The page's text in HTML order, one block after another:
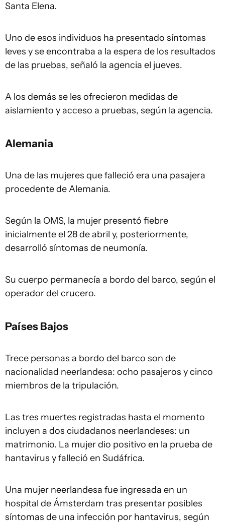
Santa Elena.
Uno de esos individuos ha presentado síntomas
leves y se encontraba a la espera de los resultados
de las pruebas, señaló la agencia el jueves.
A los demás se les ofrecieron medidas de
aislamiento y acceso a pruebas, según la agencia.
Alemania
Una de las mujeres que falleció era una pasajera
procedente de Alemania.
Según la OMS, la mujer presentó fiebre
inicialmente el 28 de abril y, posteriormente,
desarrolló síntomas de neumonía.
Su cuerpo permanecía a bordo del barco, según el
operador del crucero.
Países Bajos
Trece personas a bordo del barco son de
nacionalidad neerlandesa: ocho pasajeros y cinco
miembros de la tripulación.
Las tres muertes registradas hasta el momento
incluyen a dos ciudadanos neerlandeses: un
matrimonio. La mujer dio positivo en la prueba de
hantavirus y falleció en Sudáfrica.
Una mujer neerlandesa fue ingresada en un
hospital de Ámsterdam tras presentar posibles
síntomas de una infección por hantavirus, según